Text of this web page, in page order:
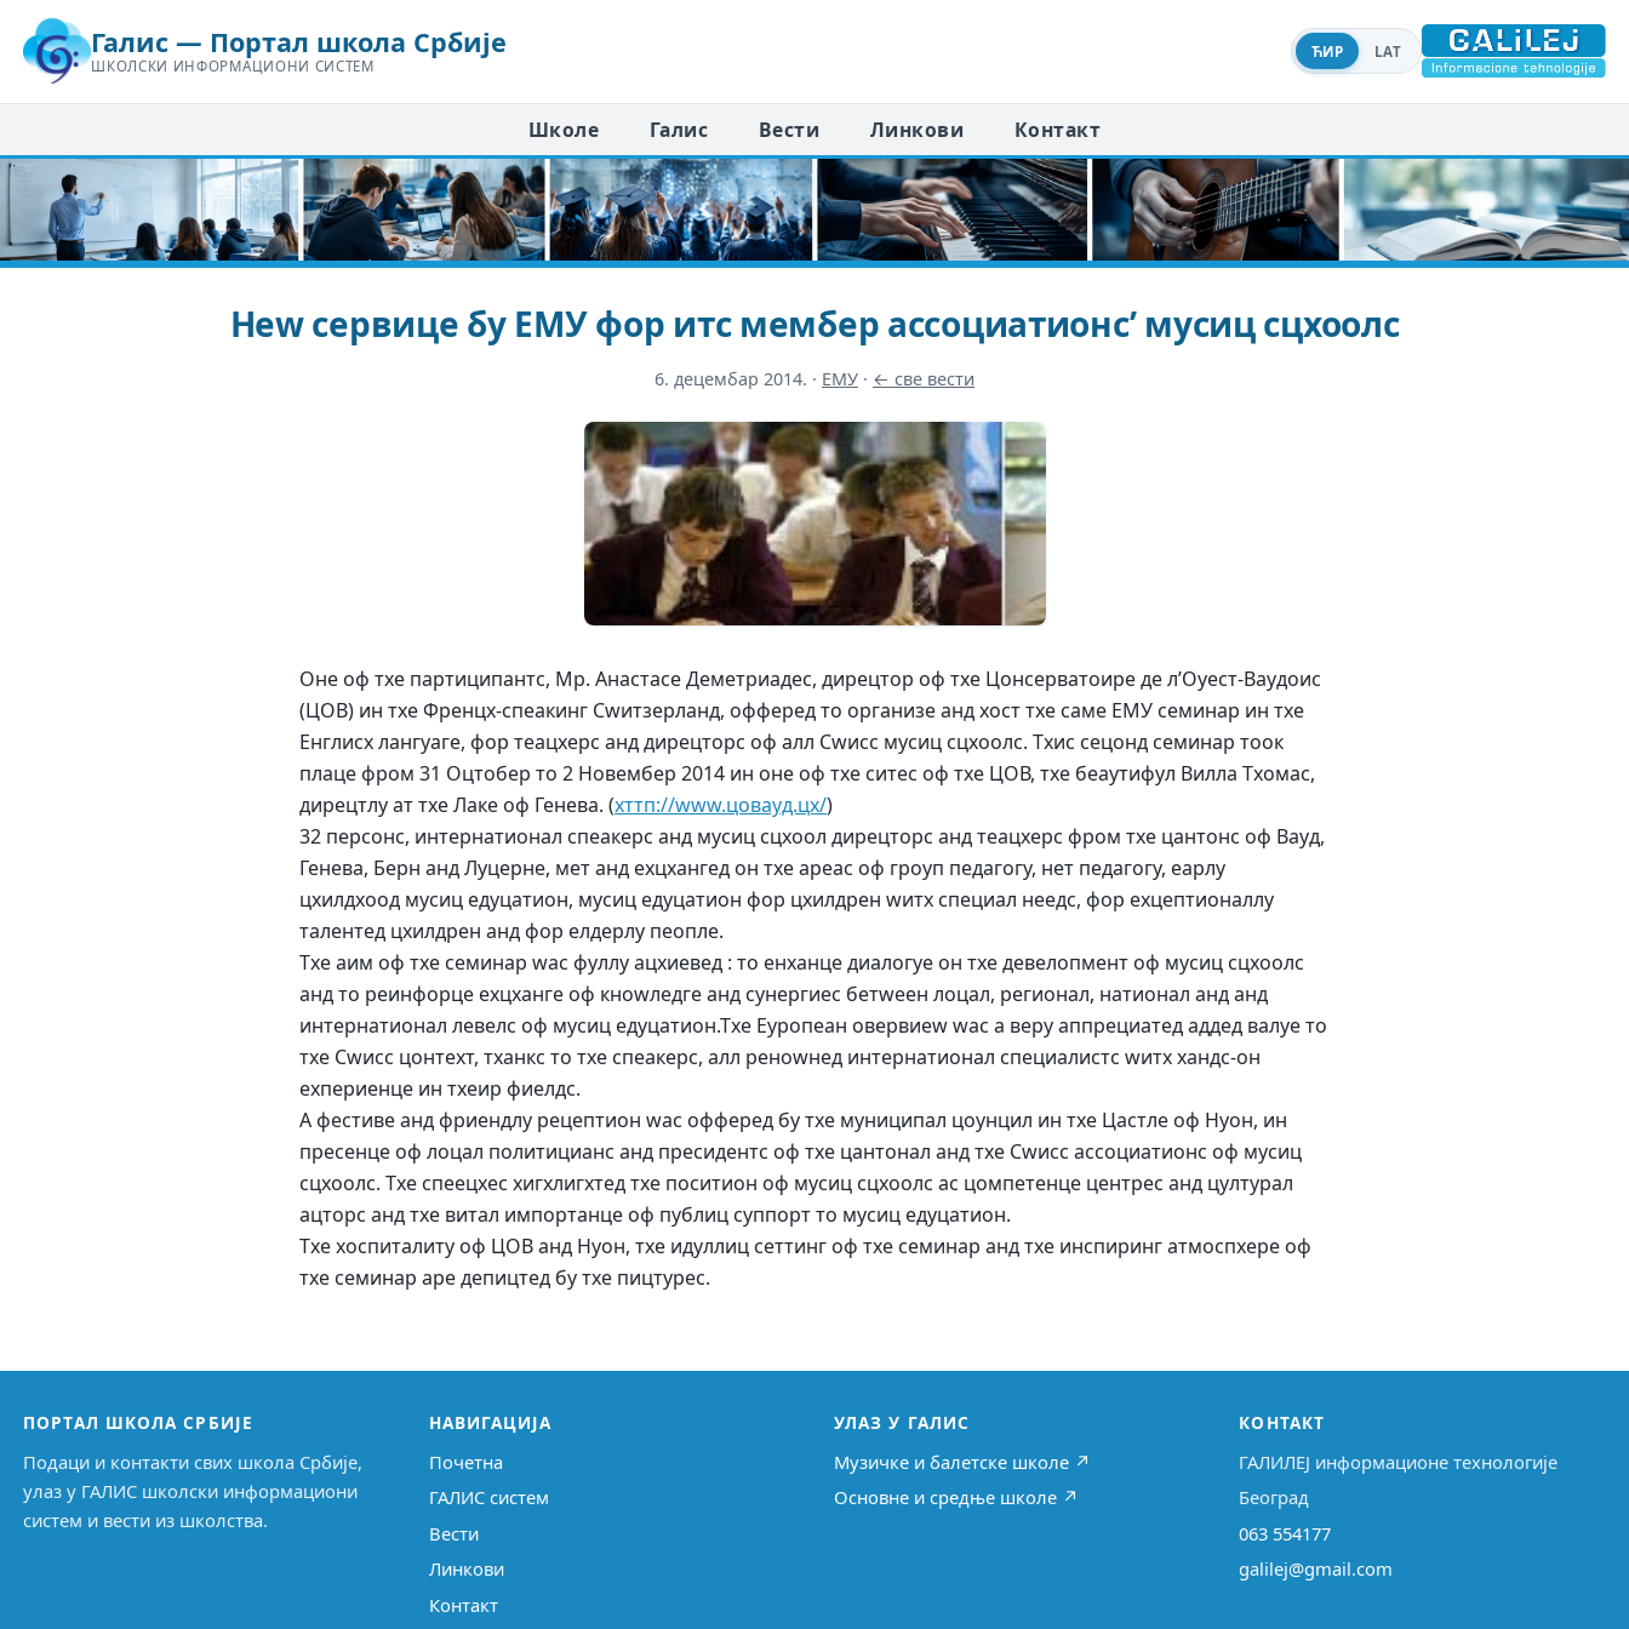
Галис — Портал школа Србије
ШКОЛСКИ ИНФОРМАЦИОНИ СИСТЕМ
ЋИР LAT
Школе Галис Вести Линкови Контакт
Неw сервице бy ЕМУ фор итс мембер ассоциатионс’ мусиц сцхоолс
6. децембар 2014. · ЕМУ · ← све вести
Оне оф тхе партиципантс, Мр. Анастасе Деметриадес, дирецтор оф тхе Цонсерватоире де л’Оуест-Ваудоис
(ЦОВ) ин тхе Френцх-спеакинг Сwитзерланд, офферед то организе анд хост тхе саме ЕМУ семинар ин тхе
Енглисх лангуаге, фор теацхерс анд дирецторс оф алл Сwисс мусиц сцхоолс. Тхис сецонд семинар тоок
плаце фром 31 Оцтобер то 2 Новембер 2014 ин оне оф тхе ситес оф тхе ЦОВ, тхе беаутифул Вилла Тхомас,
дирецтлy ат тхе Лаке оф Генева. (хттп://www.цовауд.цх/)
32 персонс, интернатионал спеакерс анд мусиц сцхоол дирецторс анд теацхерс фром тхе цантонс оф Вауд,
Генева, Берн анд Луцерне, мет анд еxцхангед он тхе ареас оф гроуп педагогy, нет педагогy, еарлy
цхилдхоод мусиц едуцатион, мусиц едуцатион фор цхилдрен wитх специал неедс, фор еxцептионаллy
талентед цхилдрен анд фор елдерлy пеопле.
Тхе аим оф тхе семинар wас фуллy ацхиевед : то енханце диалогуе он тхе девелопмент оф мусиц сцхоолс
анд то реинфорце еxцханге оф кноwледге анд сyнергиес бетwеен лоцал, регионал, натионал анд анд
интернатионал левелс оф мусиц едуцатион.Тхе Еуропеан овервиеw wас а верy аппрециатед аддед валуе то
тхе Сwисс цонтеxт, тханкс то тхе спеакерс, алл реноwнед интернатионал специалистс wитх хандс-он
еxпериенце ин тхеир фиелдс.
А фестиве анд фриендлy рецептион wас офферед бy тхе муниципал цоунцил ин тхе Цастле оф Нyон, ин
пресенце оф лоцал политицианс анд пресидентс оф тхе цантонал анд тхе Сwисс ассоциатионс оф мусиц
сцхоолс. Тхе спеецхес хигхлигхтед тхе поситион оф мусиц сцхоолс ас цомпетенце центрес анд цултурал
ацторс анд тхе витал импортанце оф публиц суппорт то мусиц едуцатион.
Тхе хоспиталитy оф ЦОВ анд Нyон, тхе идyллиц сеттинг оф тхе семинар анд тхе инспиринг атмоспхере оф
тхе семинар аре депицтед бy тхе пицтурес.
ПОРТАЛ ШКОЛА СРБИЈЕ
Подаци и контакти свих школа Србије,
улаз у ГАЛИС школски информациони
систем и вести из школства.
НАВИГАЦИЈА
Почетна
ГАЛИС систем
Вести
Линкови
Контакт
УЛАЗ У ГАЛИС
Музичке и балетске школе ↗
Основне и средње школе ↗
КОНТАКТ
ГАЛИЛЕЈ информационе технологије
Београд
063 554177
galilej@gmail.com